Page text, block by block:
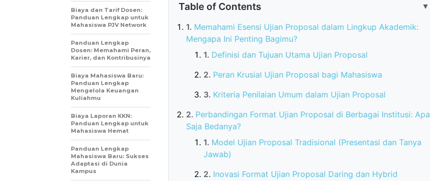
Table of Contents ▼
Memahami Esensi Ujian Proposal dalam Lingkup Akademik:
Mengapa Ini Penting Bagimu?
Definisi dan Tujuan Utama Ujian Proposal
Peran Krusial Ujian Proposal bagi Mahasiswa
Kriteria Penilaian Umum dalam Ujian Proposal
Perbandingan Format Ujian Proposal di Berbagai Institusi: Apa
Saja Bedanya?
Model Ujian Proposal Tradisional (Presentasi dan Tanya
Jawab)
Inovasi Format Ujian Proposal Daring dan Hybrid
Biaya dan Tarif Dosen:
Panduan Lengkap untuk
Mahasiswa PJV Network
Panduan Lengkap
Dosen: Memahami Peran,
Karier, dan Kontribusinya
Biaya Mahasiswa Baru:
Panduan Lengkap
Mengelola Keuangan
Kuliahmu
Biaya Laporan KKN:
Panduan Lengkap untuk
Mahasiswa Hemat
Panduan Lengkap
Mahasiswa Baru: Sukses
Adaptasi di Dunia
Kampus